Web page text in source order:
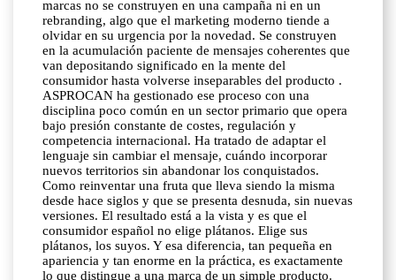
marcas no se construyen en una campaña ni en un
rebranding, algo que el marketing moderno tiende a
olvidar en su urgencia por la novedad. Se construyen
en la acumulación paciente de mensajes coherentes que
van depositando significado en la mente del
consumidor hasta volverse inseparables del producto .
ASPROCAN ha gestionado ese proceso con una
disciplina poco común en un sector primario que opera
bajo presión constante de costes, regulación y
competencia internacional. Ha tratado de adaptar el
lenguaje sin cambiar el mensaje, cuándo incorporar
nuevos territorios sin abandonar los conquistados.
Como reinventar una fruta que lleva siendo la misma
desde hace siglos y que se presenta desnuda, sin nuevas
versiones. El resultado está a la vista y es que el
consumidor español no elige plátanos. Elige sus
plátanos, los suyos. Y esa diferencia, tan pequeña en
apariencia y tan enorme en la práctica, es exactamente
lo que distingue a una marca de un simple producto.